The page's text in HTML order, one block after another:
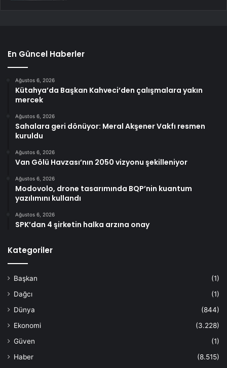
En Güncel Haberler
Ağustos 6, 2026
Kütahya’da Başkan Kahveci’den çalışmalara yakın
mercek
Ağustos 6, 2026
Sahalara geri dönüyor: Meral Akşener Vakfı resmen
kuruldu
Ağustos 6, 2026
Van Gölü Havzası’nın 2050 vizyonu şekilleniyor
Ağustos 6, 2026
Modovolo, drone tasarımında BQP’nin kuantum
yazılımını kullandı
Ağustos 6, 2026
SPK’dan 4 şirketin halka arzına onay
Kategoriler
Başkan
(1)
Dağcı
(1)
Dünya
(844)
Ekonomi
(3.228)
Güven
(1)
Haber
(8.515)